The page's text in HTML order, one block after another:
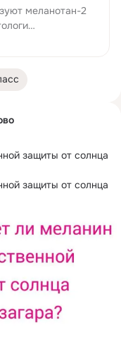
меланотан-2
побочные
защиты от солнца
защиты от солнца